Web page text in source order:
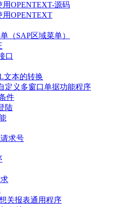
用OPENTEXT-源码
用OPENTEXT
（SAP区域菜单）
口
文本的转换
定义多窗口单据功能程序
件
陆
求号
关报表通用程序